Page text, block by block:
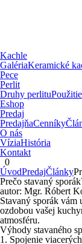
Kachle
GalériaKeramické
Pece
Perlit
Druhy perlitu
Eshop
Predaj
PredajňaCenníky
O nás
VíziaHistória
Kontakt
0
ÚvodPredajČlánky
Prečo stavaný
autor: Mgr. Róbert
Stavaný sporák
ozdobou vašej
atmosféru.
Výhody stavaného
1. Spojenie